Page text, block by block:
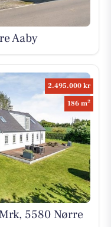
Aaby
2.495.000 kr
186 m2
5580 Nørre